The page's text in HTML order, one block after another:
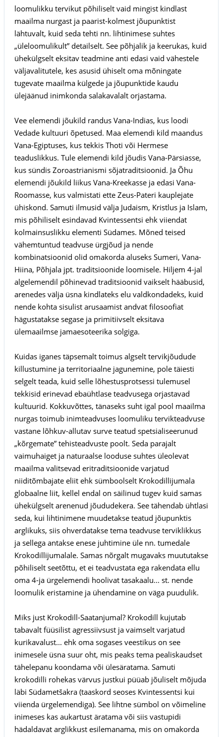
loomulikku tervikut põhiliselt vaid mingist kindlast
maailma nurgast ja paarist-kolmest jõupunktist
lähtuvalt, kuid seda tehti nn. lihtinimese suhtes
„üleloomulikult” detailselt. See põhjalik ja keerukas, kuid
ühekülgselt eksitav teadmine anti edasi vaid vähestele
väljavalitutele, kes asusid ühiselt oma mõningate
tugevate maailma külgede ja jõupunktide kaudu
ülejäänud inimkonda salakavalalt orjastama.
Vee elemendi jõukild randus Vana-Indias, kus loodi
Vedade kultuuri õpetused. Maa elemendi kild maandus
Vana-Egiptuses, kus tekkis Thoti või Hermese
teaduslikkus. Tule elemendi kild jõudis Vana-Pärsiasse,
kus sündis Zoroastrianismi sõjatraditsioonid. Ja Õhu
elemendi jõukild liikus Vana-Kreekasse ja edasi Vana-
Roomasse, kus valmistati ette Zeus-Pateri kauplejate
ühiskond. Samuti ilmusid välja Judaism, Kristlus ja Islam,
mis põhiliselt esindavad Kvintessentsi ehk viiendat
kolmainsuslikku elementi Südames. Mõned teised
vähemtuntud teadvuse ürgjõud ja nende
kombinatsioonid olid omakorda aluseks Sumeri, Vana-
Hiina, Põhjala jpt. traditsioonide loomisele. Hiljem 4-jal
algelemendil põhinevad traditsioonid vaikselt hääbusid,
arenedes välja üsna kindlateks elu valdkondadeks, kuid
nende kohta sisulist arusaamist andvat filosoofiat
hägustatakse segase ja primitiivselt eksitava
ülemaailmse jamaesoteerika solgiga.
Kuidas iganes täpsemalt toimus algselt tervikjõudude
killustumine ja territoriaalne jagunemine, pole täiesti
selgelt teada, kuid selle lõhestusprotsessi tulemusel
tekkisid erinevad ebaühtlase teadvusega orjastavad
kultuurid. Kokkuvõttes, tänaseks suht igal pool maailma
nurgas toimub inimteadvuses loomuliku tervikteadvuse
vastane lõhkuv-allutav surve teatud spetsialiseerunud
„kõrgemate” tehisteadvuste poolt. Seda parajalt
vaimuhaiget ja naturaalse looduse suhtes üleolevat
maailma valitsevad eritraditsioonide varjatud
niiditõmbajate eliit ehk sümboolselt Krokodillijumala
globaalne liit, kellel endal on säilinud tugev kuid samas
ühekülgselt arenenud jõududekera. See tähendab ühtlasi
seda, kui lihtinimene muudetakse teatud jõupunktis
arglikuks, siis ohverdatakse tema teadvuse terviklikkus
ja sellega antakse enese juhtimine üle nn. tumedale
Krokodillijumalale. Samas nõrgalt mugavaks muututakse
põhiliselt seetõttu, et ei teadvustata ega rakendata ellu
oma 4-ja ürgelemendi hoolivat tasakaalu... st. nende
loomulik eristamine ja ühendamine on väga puudulik.
Miks just Krokodill-Saatanjumal? Krokodill kujutab
tabavalt füüsilist agressiivsust ja vaimselt varjatud
kurikavalust... ehk oma sogases veestikus on see
inimesele üsna suur oht, mis peaks tema pealiskaudset
tähelepanu koondama või ülesäratama. Samuti
krokodilli rohekas värvus justkui püüab jõuliselt mõjuda
läbi Südametšakra (taaskord seoses Kvintessentsi kui
viienda ürgelemendiga). See lihtne sümbol on võimeline
inimeses kas aukartust äratama või siis vastupidi
hädaldavat arglikkust esilemanama, mis on omakorda